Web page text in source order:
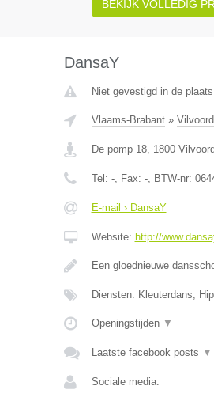
BEKIJK VOLLEDIG
DansaY
Niet gevestigd in de
Vlaams-Brabant»
De pomp 18, 1800
Tel: -, Fax: -, BTW-nr:
E-mail › DansaY
Website: http://
Een gloednieuwe
Diensten: Kleuterdans,
Openingstijden ▼
Laatste facebook posts ▼
Sociale media: